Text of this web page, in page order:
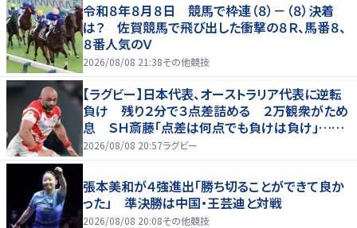
令和８年８月８日 競馬で枠連（８）－（８）決着
は？ 佐賀競馬で飛び出した衝撃の８Ｒ、馬番８、
８番人気のＶ
2026/08/08 21:38その他競技
【ラグビー】日本代表、オーストラリア代表に逆転
負け 残り２分で３点差詰める ２万観衆がため
息 ＳＨ斎藤「点差は何点でも負けは負け」…前
半にＳＯ伊藤龍が先制トライ、３２ー３５で惜敗
2026/08/08 20:57ラグビー
張本美和が４強進出「勝ち切ることができて良か
った」 準決勝は中国・王芸迪と対戦
2026/08/08 20:08その他競技